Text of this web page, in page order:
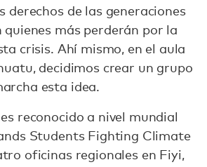
derechos de las generaciones
más perderán por la
crisis. Ahí mismo, en el aula
decidimos crear un grupo
esta idea.
reconocido a nivel mundial
Students Fighting Climate
oficinas regionales en Fiyi,